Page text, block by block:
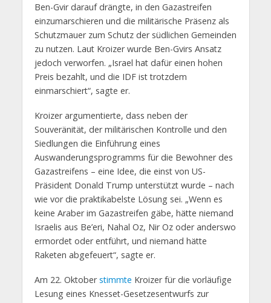
Ben-Gvir darauf drängte, in den Gazastreifen
einzumarschieren und die militärische Präsenz als
Schutzmauer zum Schutz der südlichen Gemeinden
zu nutzen. Laut Kroizer wurde Ben-Gvirs Ansatz
jedoch verworfen. „Israel hat dafür einen hohen
Preis bezahlt, und die IDF ist trotzdem
einmarschiert“, sagte er.
Kroizer argumentierte, dass neben der
Souveränität, der militärischen Kontrolle und den
Siedlungen die Einführung eines
Auswanderungsprogramms für die Bewohner des
Gazastreifens – eine Idee, die einst von US-
Präsident Donald Trump unterstützt wurde – nach
wie vor die praktikabelste Lösung sei. „Wenn es
keine Araber im Gazastreifen gäbe, hätte niemand
Israelis aus Be’eri, Nahal Oz, Nir Oz oder anderswo
ermordet oder entführt, und niemand hätte
Raketen abgefeuert“, sagte er.
Am 22. Oktoberstimmte Kroizer für die vorläufige
Lesung eines Knesset-Gesetzesentwurfs zur